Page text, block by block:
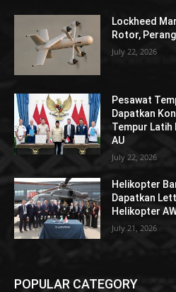
Lockheed
Rotor,
July 22, 2026
Pesawat
Dapatkan
Tempur Latih
AU
July 22, 2026
Helikopter
Dapatkan
Helikopter
July 21, 2026
POPULAR CATEGORY